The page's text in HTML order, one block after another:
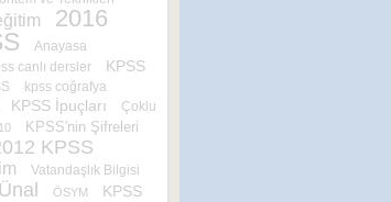
2016
Anayasa
canlı dersler
KPSS
kpss coğrafya
KPSS İpuçları
Çoklu
KPSS'nin Şifreleri
KPSS
Vatandaşlık Bilgisi
ÖSYM
KPSS